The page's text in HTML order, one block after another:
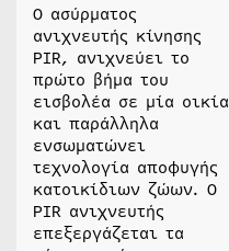
Ο ασύρματος
ανιχνευτής κίνησης
PIR, ανιχνεύει το
πρώτο βήμα του
εισβολέα σε μία οικία
και παράλληλα
ενσωματώνει
τεχνολογία αποφυγής
κατοικίδιων ζώων. Ο
PIR ανιχνευτής
επεξεργάζεται τα